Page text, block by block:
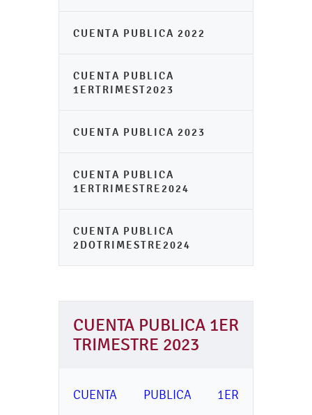
CUENTA PUBLICA 2022
CUENTA PUBLICA
1ERTRIMEST2023
CUENTA PUBLICA 2023
CUENTA PUBLICA
1ERTRIMESTRE2024
CUENTA PUBLICA
2DOTRIMESTRE2024
CUENTA PUBLICA 1ER
TRIMESTRE 2023
CUENTA PUBLICA 1ER